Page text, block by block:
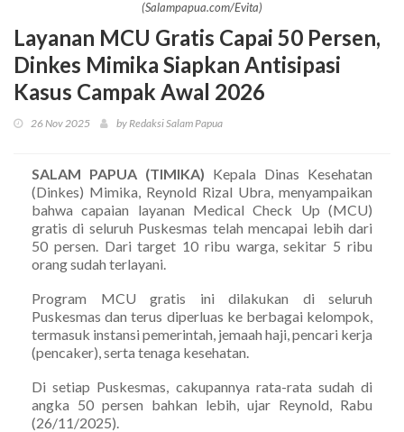
(Salampapua.com/Evita)
Layanan MCU Gratis Capai 50 Persen,
Dinkes Mimika Siapkan Antisipasi
Kasus Campak Awal 2026
26 Nov 2025 by Redaksi Salam Papua
SALAM PAPUA (TIMIKA) Kepala Dinas Kesehatan
(Dinkes) Mimika, Reynold Rizal Ubra, menyampaikan
bahwa capaian layanan Medical Check Up (MCU)
gratis di seluruh Puskesmas telah mencapai lebih dari
50 persen. Dari target 10 ribu warga, sekitar 5 ribu
orang sudah terlayani.
Program MCU gratis ini dilakukan di seluruh
Puskesmas dan terus diperluas ke berbagai kelompok,
termasuk instansi pemerintah, jemaah haji, pencari kerja
(pencaker), serta tenaga kesehatan.
Di setiap Puskesmas, cakupannya rata-rata sudah di
angka 50 persen bahkan lebih, ujar Reynold, Rabu
(26/11/2025).